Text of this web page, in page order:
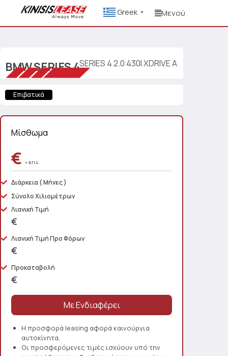
Greek ▼ Μενού
BMWSERIES 4SERIES 4 2.0 430I XDRIVE A
Επιβατικά
Μίσθωμα
€ + Φ.Π.Α.
Διάρκεια ( Μήνες )
Σύνολο Χιλιομέτρων
Λιανική Τιμή
€
Λιανική Τιμή Προ Φόρων
€
Προκαταβολή
€
Η προσφορά leasing αφορά καινούργια
αυτοκίνητα.
Οι προσφερόμενες τιμές ισχύουν υπό την